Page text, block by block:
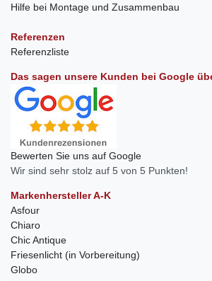
Hilfe bei Montage und Zusammenbau
Referenzen
Referenzliste
Das sagen unsere Kunden bei Google
Bewerten Sie uns auf Google
Wir sind sehr stolz auf 5 von 5 Punkten!
Markenhersteller A-K
Asfour
Chiaro
Chic Antique
Friesenlicht (in Vorbereitung)
Globo